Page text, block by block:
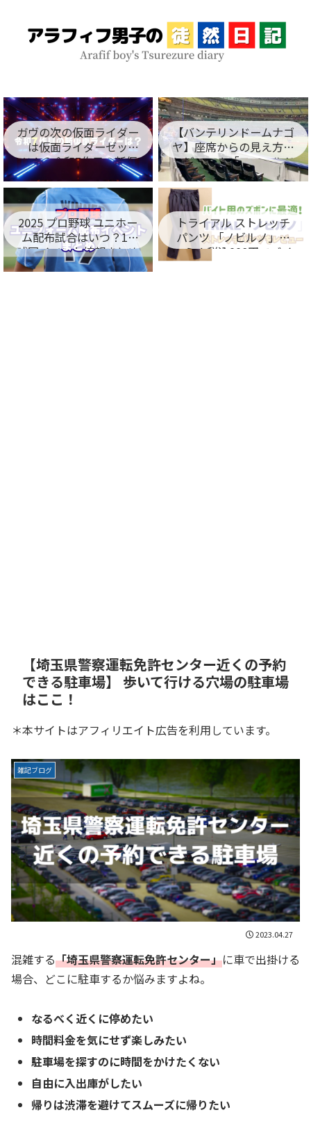
ガヴの次の仮面ライダー
は仮面ライダーゼッ
ツ！？令和7作目の新仮
面ライダー名が判明！
【バンテリンドームナゴ
ヤ】座席からの見え方を
レビュー！「フィールド
シート編」
2025 プロ野球 ユニホー
ム配布試合はいつ？12
球団イベント情報まとめ
トライアル ストレッチ
パンツ 「ノビルノ」口
コミ！税込998円でバイ
ト用のズボンに最適！
【埼玉県警察運転免許センター近くの予約
できる駐車場】 歩いて行ける穴場の駐車場
はここ！
＊本サイトはアフィリエイト広告を利用しています。
雑記ブログ
2023.04.27
混雑する「埼玉県警察運転免許センター」に車で出掛ける
場合、どこに駐車するか悩みますよね。
なるべく近くに停めたい
時間料金を気にせず楽しみたい
駐車場を探すのに時間をかけたくない
自由に入出庫がしたい
帰りは渋滞を避けてスムーズに帰りたい